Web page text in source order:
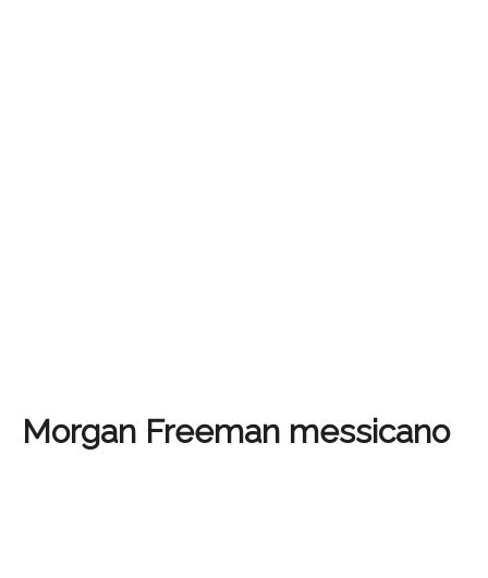
Morgan Freeman messicano